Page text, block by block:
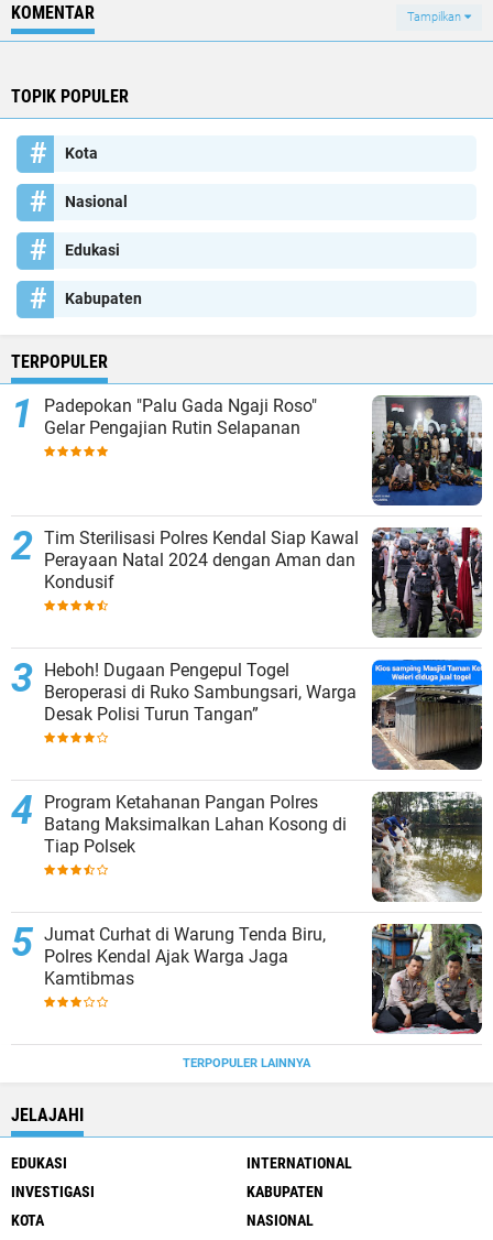
KOMENTAR Tampilkan
TOPIK POPULER
Kota
Nasional
Edukasi
Kabupaten
TERPOPULER
Padepokan "Palu Gada Ngaji Roso"
Gelar Pengajian Rutin Selapanan
Tim Sterilisasi Polres Kendal Siap Kawal
Perayaan Natal 2024 dengan Aman dan
Kondusif
Heboh! Dugaan Pengepul Togel
Beroperasi di Ruko Sambungsari, Warga
Desak Polisi Turun Tangan”
Program Ketahanan Pangan Polres
Batang Maksimalkan Lahan Kosong di
Tiap Polsek
Jumat Curhat di Warung Tenda Biru,
Polres Kendal Ajak Warga Jaga
Kamtibmas
TERPOPULER LAINNYA
JELAJAHI
EDUKASI
INTERNATIONAL
INVESTIGASI
KABUPATEN
KOTA
NASIONAL